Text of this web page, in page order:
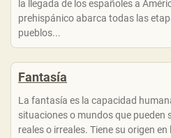
la llegada de los españoles a
prehispánico abarca todas las
pueblos...
Fantasía
La fantasía es la capacidad
situaciones o mundos que pueden
reales o irreales. Tiene su origen